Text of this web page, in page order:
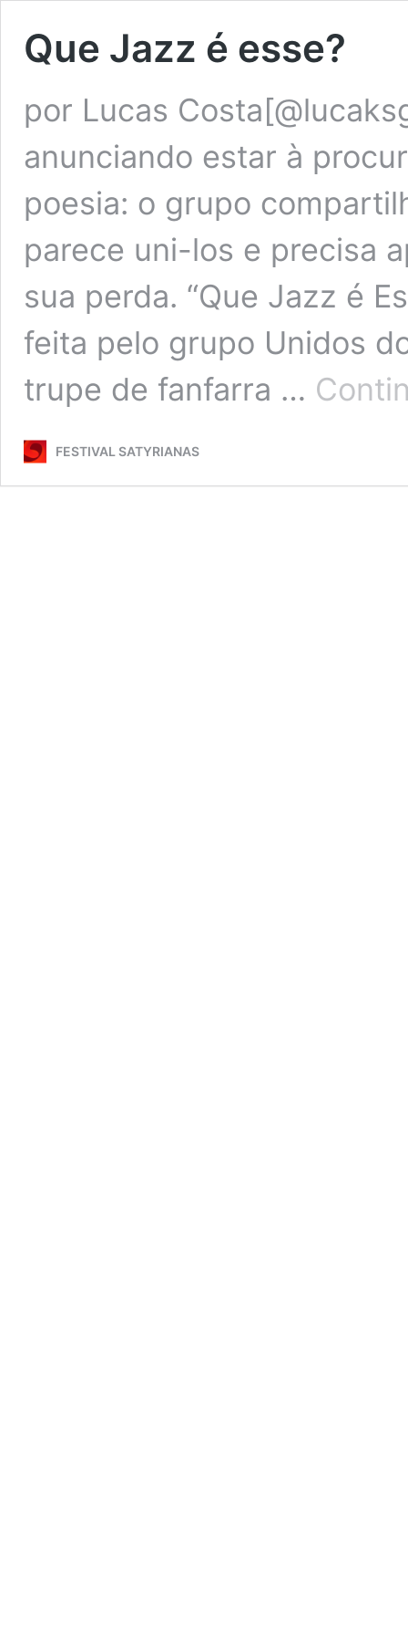
Que Jazz é esse?
por Lucas
anunciando estar à
poesia: o grupo
parece uni-los e precisa
sua perda. “Que Jazz é
feita pelo grupo Unidos
trupe de fanfarra …
FESTIVAL SATYRIANAS